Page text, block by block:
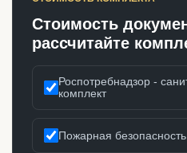
Стоимость
рассчитайте
Роспотребнадзор -
комплект
Пожарная